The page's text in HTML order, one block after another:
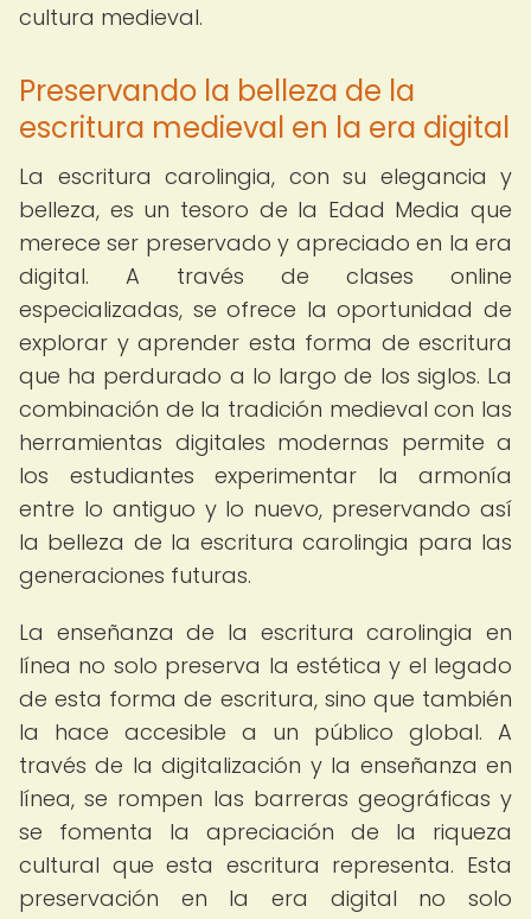
cultura medieval.
Preservando la belleza de la
escritura medieval en la era digital
La escritura carolingia, con su elegancia y
belleza, es un tesoro de la Edad Media que
merece ser preservado y apreciado en la era
digital. A través de clases online
especializadas, se ofrece la oportunidad de
explorar y aprender esta forma de escritura
que ha perdurado a lo largo de los siglos. La
combinación de la tradición medieval con las
herramientas digitales modernas permite a
los estudiantes experimentar la armonía
entre lo antiguo y lo nuevo, preservando así
la belleza de la escritura carolingia para las
generaciones futuras.
La enseñanza de la escritura carolingia en
línea no solo preserva la estética y el legado
de esta forma de escritura, sino que también
la hace accesible a un público global. A
través de la digitalización y la enseñanza en
línea, se rompen las barreras geográficas y
se fomenta la apreciación de la riqueza
cultural que esta escritura representa. Esta
preservación en la era digital no solo